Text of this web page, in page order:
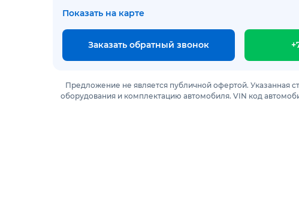
Показать на карте
Заказать обратный звонок
Предложение не является публичной офертой. Указанная
оборудования и комплектацию автомобиля. VIN код